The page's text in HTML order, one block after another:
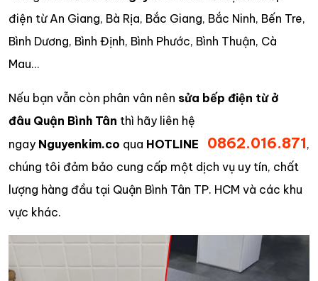
điện từ An Giang, Bà Rịa, Bắc Giang, Bắc Ninh, Bến Tre,
Bình Dương, Bình Định, Bình Phước, Bình Thuận, Cà
Mau…
Nếu bạn vẫn còn phân vân nên sửa bếp điện từ ở
đâu Quận Bình Tân thì hãy liên hệ
ngay Nguyenkim.co qua HOTLINE 0862.016.871,
chúng tôi đảm bảo cung cấp một dịch vụ uy tín, chất
lượng hàng đầu tại Quận Bình Tân TP. HCM và các khu
vực khác.